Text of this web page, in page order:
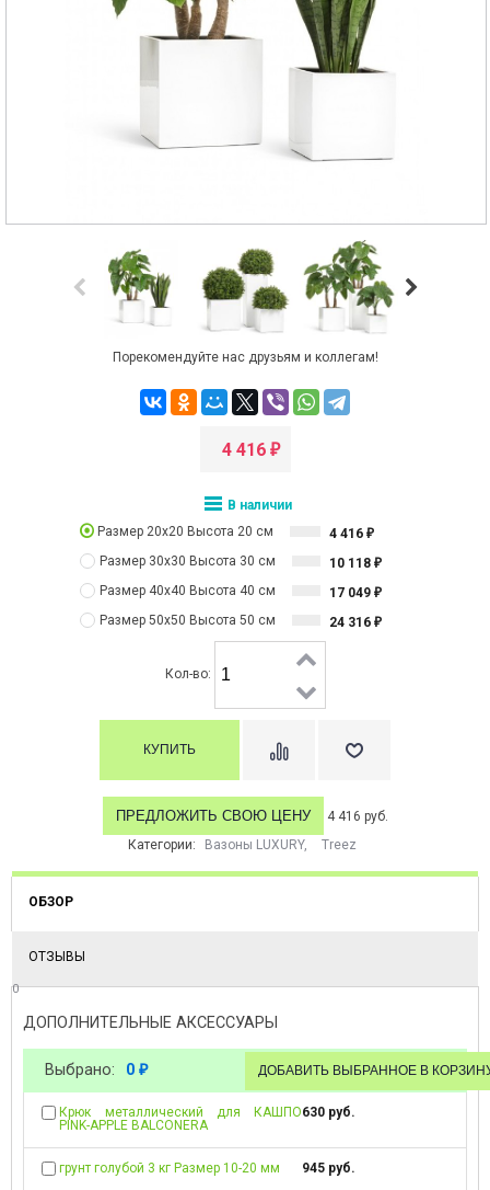
Порекомендуйте нас друзьям и коллегам!
4 416 ₽
В наличии
Размер 20х20 Высота 20 см
4 416 ₽
Размер 30х30 Высота 30 см 10 118 ₽
Размер 40х40 Высота 40 см 17 049 ₽
Размер 50х50 Высота 50 см 24 316 ₽
Кол-во:
ПРЕДЛОЖИТЬ СВОЮ ЦЕНУ
4 416 руб.
Категории:
Вазоны LUXURY, Treez
ОБЗОР
ОТЗЫВЫ
0
ДОПОЛНИТЕЛЬНЫЕ АКСЕССУАРЫ
Выбрано: 0 ₽
Крюк металлический для КАШПО
PINK-APPLE BALCONERA
630 руб.
грунт голубой 3 кг Размер 10-20 мм 945 руб.